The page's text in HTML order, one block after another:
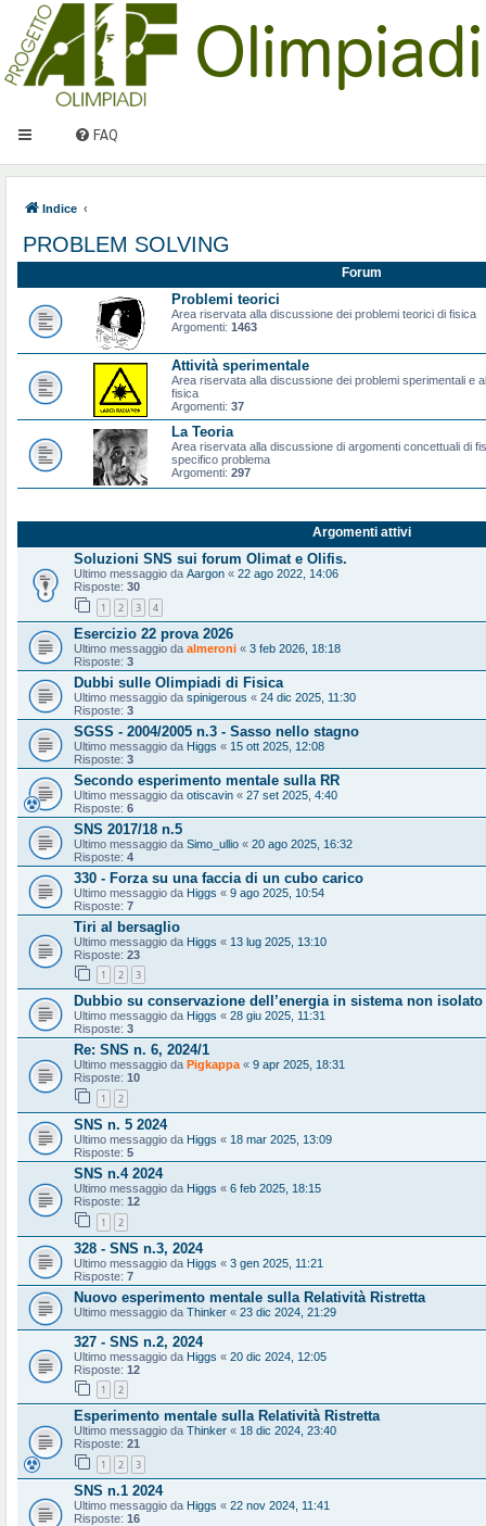
FAQ
Indice
PROBLEM SOLVING
Forum
Problemi teorici
Area riservata alla discussione dei problemi teorici di fisica
Argomenti: 1463
Attività sperimentale
Area riservata alla discussione dei problemi sperimentali e
fisica
Argomenti: 37
La Teoria
Area riservata alla discussione di argomenti concettuali di
specifico problema
Argomenti: 297
Argomenti attivi
Soluzioni SNS sui forum Olimat e Olifis.
Ultimo messaggio da Aargon « 22 ago 2022, 14:06
Risposte: 30
1 2 3 4
Esercizio 22 prova 2026
Ultimo messaggio da almeroni « 3 feb 2026, 18:18
Risposte: 3
Dubbi sulle Olimpiadi di Fisica
Ultimo messaggio da spinigerous « 24 dic 2025, 11:30
Risposte: 3
SGSS - 2004/2005 n.3 - Sasso nello stagno
Ultimo messaggio da Higgs « 15 ott 2025, 12:08
Risposte: 3
Secondo esperimento mentale sulla RR
Ultimo messaggio da otiscavin « 27 set 2025, 4:40
Risposte: 6
SNS 2017/18 n.5
Ultimo messaggio da Simo_ullio « 20 ago 2025, 16:32
Risposte: 4
330 - Forza su una faccia di un cubo carico
Ultimo messaggio da Higgs « 9 ago 2025, 10:54
Risposte: 7
Tiri al bersaglio
Ultimo messaggio da Higgs « 13 lug 2025, 13:10
Risposte: 23
1 2 3
Dubbio su conservazione dell’energia in sistema non
Ultimo messaggio da Higgs « 28 giu 2025, 11:31
Risposte: 3
Re: SNS n. 6, 2024/1
Ultimo messaggio da Pigkappa « 9 apr 2025, 18:31
Risposte: 10
1 2
SNS n. 5 2024
Ultimo messaggio da Higgs « 18 mar 2025, 13:09
Risposte: 5
SNS n.4 2024
Ultimo messaggio da Higgs « 6 feb 2025, 18:15
Risposte: 12
1 2
328 - SNS n.3, 2024
Ultimo messaggio da Higgs « 3 gen 2025, 11:21
Risposte: 7
Nuovo esperimento mentale sulla Relatività Ristretta
Ultimo messaggio da Thinker « 23 dic 2024, 21:29
327 - SNS n.2, 2024
Ultimo messaggio da Higgs « 20 dic 2024, 12:05
Risposte: 12
1 2
Esperimento mentale sulla Relatività Ristretta
Ultimo messaggio da Thinker « 18 dic 2024, 23:40
Risposte: 21
1 2 3
SNS n.1 2024
Ultimo messaggio da Higgs « 22 nov 2024, 11:41
Risposte: 16